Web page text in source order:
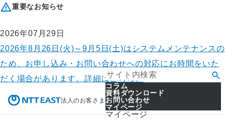
重要なお知らせ
2026年07月29日
2026年8月26日(火)～9月5日(土)はシステムメンテナンスの
ため、お申し込み・お問い合わせへの対応にお時間をいた
だく場合があります。詳細はこちら。
法人のお客さま
コラム
資料ダウンロード
お問い合わせ
マイページ
マイページ